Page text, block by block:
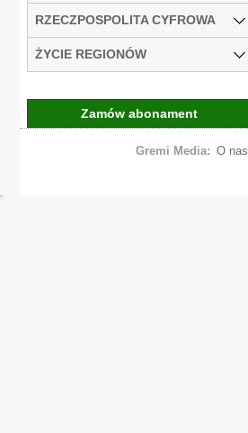
RZECZPOSPOLITA CYFROWA
ŻYCIE REGIONÓW
Zamów abonament
Gremi Media: O nas